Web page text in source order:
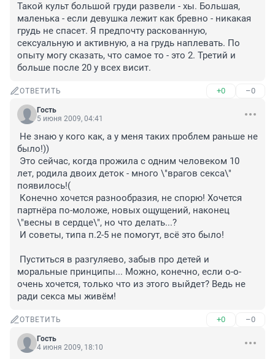
Такой культ большой груди развели - хы. Большая,
маленька - если девушка лежит как бревно - никакая
грудь не спасет. Я предпочту раскованную,
сексуальную и активную, а на грудь наплевать. По
опыту могу сказать, что самое то - это 2. Третий и
больше после 20 у всех висит.
ОТВЕТИТЬ +0 –0
Гость
5 июня 2009, 04:41
Не знаю у кого как, а у меня таких проблем раньше не
было!))
Это сейчас, когда прожила с одним человеком 10
лет, родила двоих деток - много \"врагов секса\"
появилось!(
Конечно хочется разнообразия, не спорю! Хочется
партнёра по-моложе, новых ощущений, наконец
\"весны в сердце\", но что делать...?
И советы, типа п.2-5 не помогут, всё это было!
Пуститься в разгуляево, забыв про детей и
моральные принципы... Можно, конечно, если о-о-
очень хочется, только что из этого выйдет? Ведь не
ради секса мы живём!
ОТВЕТИТЬ +0 –0
Гость
4 июня 2009, 18:10